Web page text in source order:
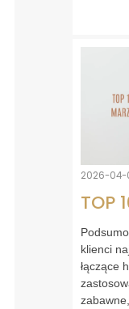
2026-04-
TOP
klienci
łączące